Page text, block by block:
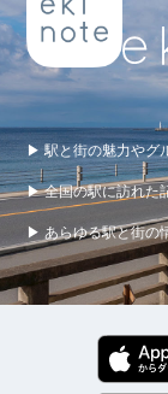
▶ 駅と街の魅力やグ
▶ 全国の駅に訪れた
▶ あらゆる駅と街の